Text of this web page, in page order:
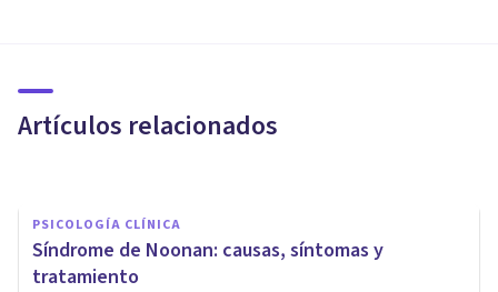
Artículos relacionados
tipos y características
PSICOLOGÍA CLÍNICA
Síndrome de Noonan: causas, síntomas y
tratamiento